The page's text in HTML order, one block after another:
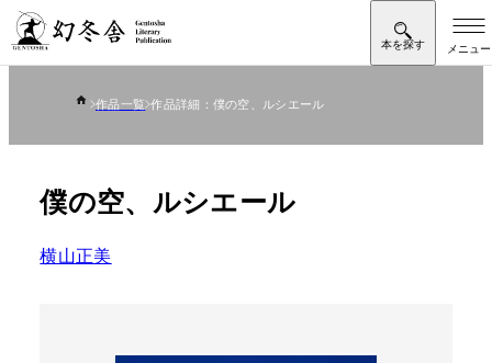
作品一覧 作品詳細：僕の空、ルシエール
僕の空、ルシエール
横山正美